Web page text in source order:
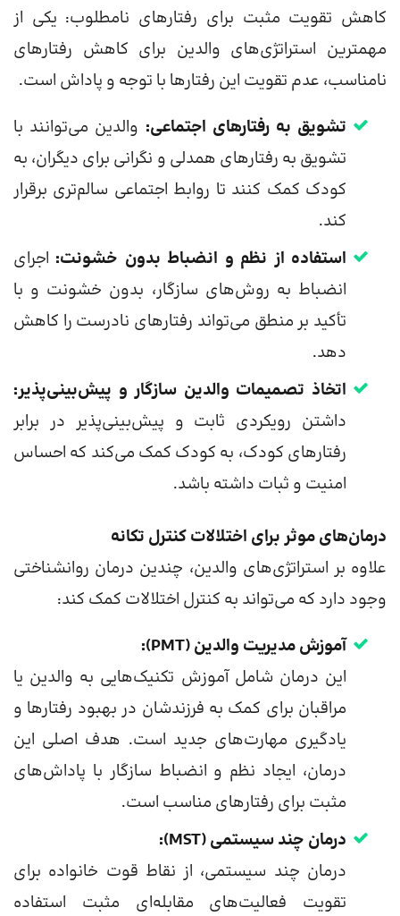
کاهش تقویت مثبت برای رفتارهای نامطلوب: یکی از
مهمترین استراتژی‌های والدین برای کاهش رفتارهای
نامناسب، عدم تقویت این رفتارها با توجه و پاداش است.
تشویق به رفتارهای اجتماعی: والدین می‌توانند با
تشویق به رفتارهای همدلی و نگرانی برای دیگران، به
کودک کمک کنند تا روابط اجتماعی سالم‌تری برقرار
کند.
استفاده از نظم و انضباط بدون خشونت: اجرای
انضباط به روش‌های سازگار، بدون خشونت و با
تأکید بر منطق می‌تواند رفتارهای نادرست را کاهش
دهد.
اتخاذ تصمیمات والدین سازگار و پیش‌بینی‌پذیر:
داشتن رویکردی ثابت و پیش‌بینی‌پذیر در برابر
رفتارهای کودک، به کودک کمک می‌کند که احساس
امنیت و ثبات داشته باشد.
درمان‌های موثر برای اختلالات کنترل تکانه
علاوه بر استراتژی‌های والدین، چندین درمان روانشناختی
وجود دارد که می‌تواند به کنترل اختلالات کمک کند:
آموزش مدیریت والدین (PMT):
این درمان شامل آموزش تکنیک‌هایی به والدین یا
مراقبان برای کمک به فرزندشان در بهبود رفتارها و
یادگیری مهارت‌های جدید است. هدف اصلی این
درمان، ایجاد نظم و انضباط سازگار با پاداش‌های
مثبت برای رفتارهای مناسب است.
درمان چند سیستمی (MST):
درمان چند سیستمی، از نقاط قوت خانواده برای
تقویت فعالیت‌های مقابله‌ای مثبت استفاده